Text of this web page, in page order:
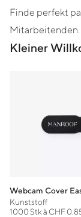
Finde perfekt
Mitarbeitenden.
Kleiner
Webcam Cover
Kunststoff
1000 Stk à CHF